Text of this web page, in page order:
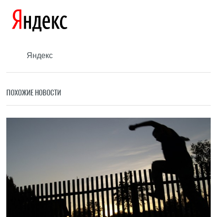
Яндекс
ПОХОЖИЕ НОВОСТИ